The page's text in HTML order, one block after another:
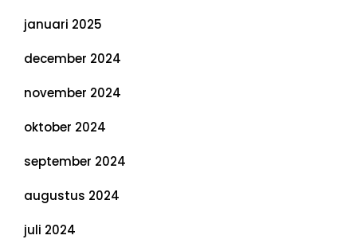
januari 2025
december 2024
november 2024
oktober 2024
september 2024
augustus 2024
juli 2024